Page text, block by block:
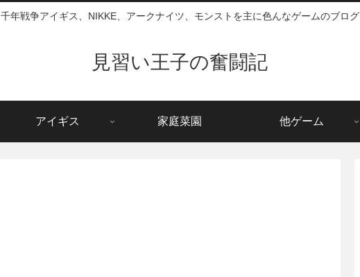
千年戦争アイギス、NIKKE、アークナイツ、モンストを主に色んなゲームのブログ
見習い王子の奮闘記
アイギス 家庭菜園 他ゲーム